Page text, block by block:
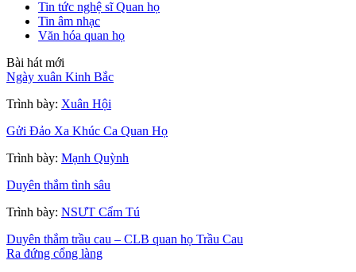
Tin tức nghệ sĩ Quan họ
Tin âm nhạc
Văn hóa quan họ
Bài hát mới
Ngày xuân Kinh Bắc
Trình bày: Xuân Hội
Gửi Đảo Xa Khúc Ca Quan Họ
Trình bày: Mạnh Quỳnh
Duyên thắm tình sâu
Trình bày: NSƯT Cẩm Tú
Duyên thắm trầu cau – CLB quan họ Trầu Cau
Ra đứng cổng làng